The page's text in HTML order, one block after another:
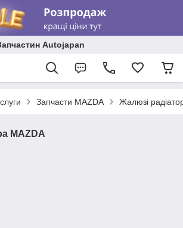
Autojapan
Запчасти MAZDA Жалюзі
MAZDA